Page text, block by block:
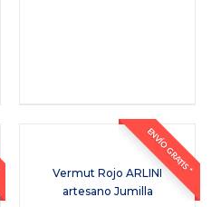
ENVÍO GRATIS *
Vermut Rojo ARLINI
artesano Jumilla